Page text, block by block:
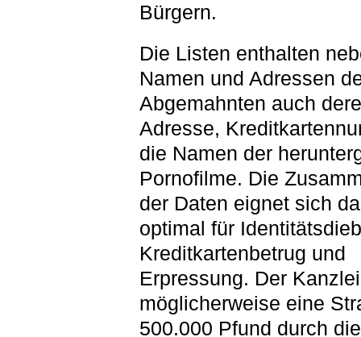
Bürgern.
Die Listen enthalten
Namen und Adressen
Abgemahnten auch
Adresse,
die Namen der
Pornofilme. Die
der Daten eignet sich
optimal für
Kreditkartenbetrug und
Erpressung. Der
möglicherweise eine
500.000 Pfund durch die